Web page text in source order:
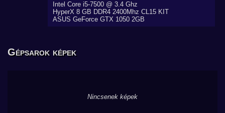
Intel Core i5-7500 @ 3.4 Ghz
HyperX 8 GB DDR4 2400Mhz CL15 KIT
ASUS GeForce GTX 1050 2GB
Gépsarok képek
Nincsenek képek